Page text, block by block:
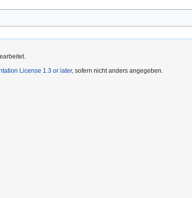
License 1.3 or later, sofern nicht anders angegeben.